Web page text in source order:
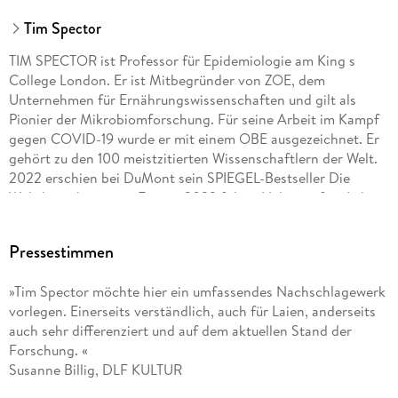
Tim Spector
TIM SPECTOR ist Professor für Epidemiologie am King s
College London. Er ist Mitbegründer von ZOE, dem
Unternehmen für Ernährungswissenschaften und gilt als
Pionier der Mikrobiomforschung. Für seine Arbeit im Kampf
gegen COVID-19 wurde er mit einem OBE ausgezeichnet. Er
gehört zu den 100 meistzitierten Wissenschaftlern der Welt.
2022 erschien bei DuMont sein SPIEGEL-Bestseller Die
Wahrheit über unser Essen , 2023 folgte Nahrung fürs Leben
Pressestimmen
»Tim Spector möchte hier ein umfassendes Nachschlagewerk
vorlegen. Einerseits verständlich, auch für Laien, anderseits
auch sehr differenziert und auf dem aktuellen Stand der
Forschung. «
Susanne Billig, DLF KULTUR